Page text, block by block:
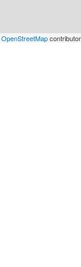
OpenStreetMap